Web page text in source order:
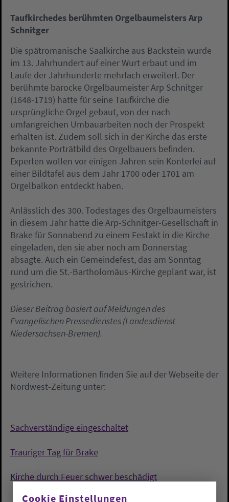
Taufkirchedes berühmten Orgelbaumeisters Arp
Schnitger
Die spätromanische Saalkirche aus Backstein wurde
im 13. Jahrhundert auf einer Wurt erbaut und im
Laufe der Jahrhunderte mehrfach erweitert. Der
berühmte barocke Orgelbaumeister Arp Schnitger
(1648-1719) hatte für seine Taufkirche die
ursprüngliche Orgel gebaut, von der nach
umfangreichen Umbauarbeiten noch der Prospekt
erhalten ist. Zudem soll sich in der Kirche das erste
bekannte Porträtbild des Orgelbauers befinden.
Experten wollen vor einigen Jahren sein Konterfei auf
einer Bildtafel aus dem Jahr 1700 oder 1701 am
Orgelbalkon entdeckt haben.
Anlässlich des 300. Todestages des Orgelbaumeisters
in diesem Jahr hatte die Arp-Schnitger-Gesellschaft in
Brake für Sonnabend zu einem Festakt in die Kirche
eingeladen, den sie aber noch am Donnerstag
absagte. Auch ein Gemeindefest, das am Sonntag
rund um die St.-Bartholomäus-Kirche geplant war, ist
gestrichen.
Dieser Beitrag basiert auf Meldungen des
Evangelischen Pressedienstes (Landesdienst
Niedersachsen-Bremen).
Weitere Informationen finden Sie auf der Webseite der
Nordwest-Zeitung unter:
Sachverständige eingeschaltet
Trauriger Tag für Brake
Kirche durch Feuer schwer beschädigt
Cookie Einstellungen